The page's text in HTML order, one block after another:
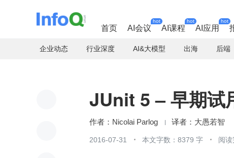
首页 AI会议
hot
AI课程
hot
AI应用
hot
企业动态 行业深度 AI&大模型 出海 后端
JUnit 5 – 早期试
Nicolai Parlog 大愚若智
2016-07-31 本文字数：8379 字 阅